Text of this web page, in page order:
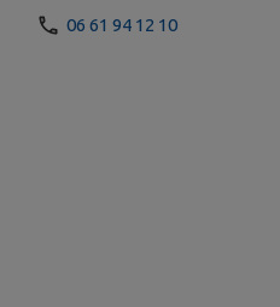
06 61 94 12 10